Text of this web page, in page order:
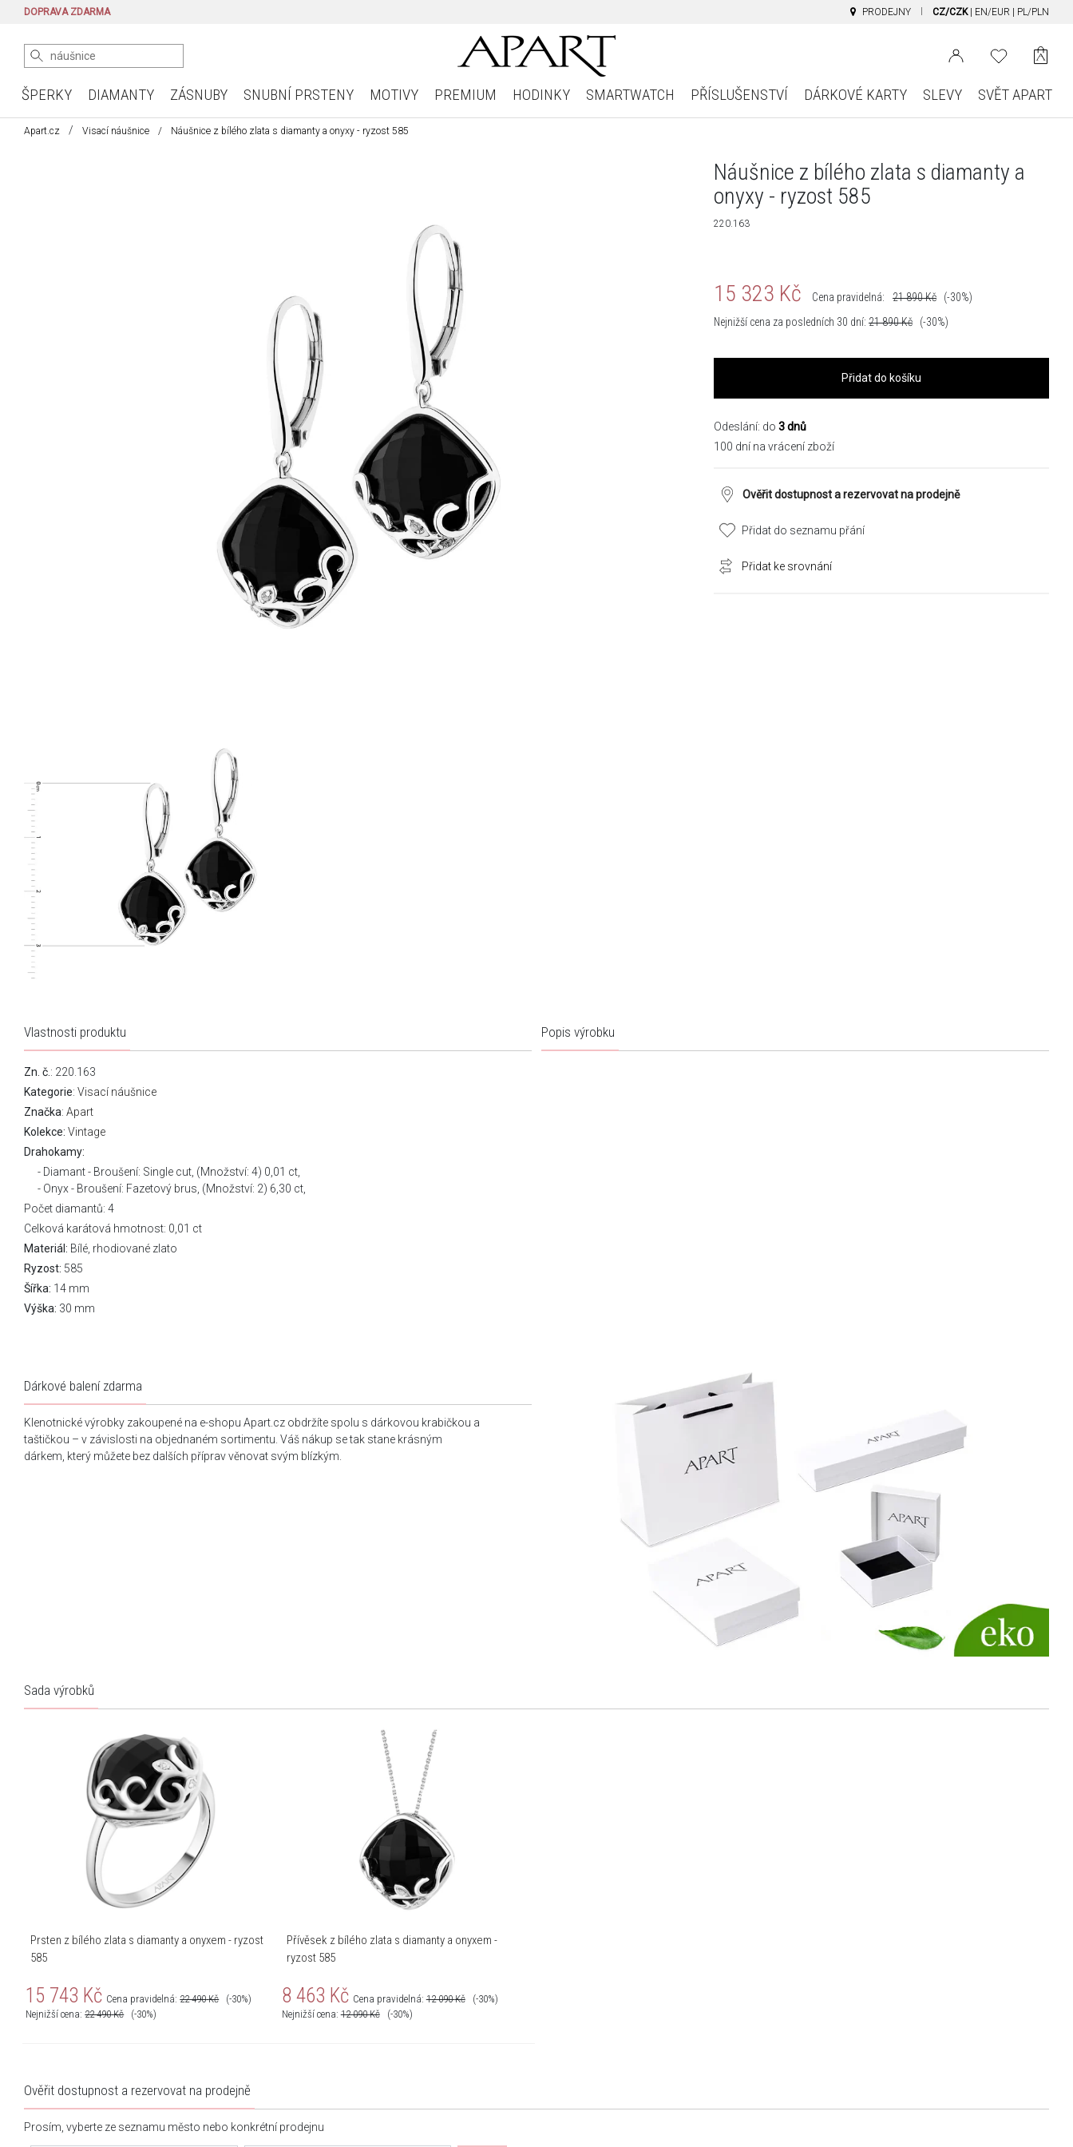
DOPRAVA ZDARMA PRODEJNY CZ/CZK EN/EUR PL/PLN
ŠPERKY DIAMANTY ZÁSNUBY SNUBNÍ PRSTENY MOTIVY PREMIUM HODINKY SMARTWATCH PŘÍSLUŠENSTVÍ DÁRKOVÉ KARTY SLEVY SVĚT APART
Apart.cz Visací náušnice Náušnice z bílého zlata s diamanty a onyxy - ryzost 585
Náušnice z bílého zlata s diamanty a
onyxy - ryzost 585
220.163
15 323 Kč Cena pravidelná: 21 890Kč
(-30%)
Nejnižší cena za posledních 30 dní: 21 890Kč (-30%)
Přidat do košíku
Odeslání: do 3 dnů
100 dní na vrácení zboží
Ověřit dostupnost a rezervovat na prodejně
Přidat do seznamu přání
Přidat ke srovnání
Vlastnosti produktu
Zn. č. : 220.163
Kategorie: Visací náušnice
Značka: Apart
Kolekce: Vintage
Drahokamy:
Diamant - Broušení: Single cut, (Množství: 4) 0,01 ct,
Onyx - Broušení: Fazetový brus, (Množství: 2) 6,30 ct,
Počet diamantů: 4
Celková karátová hmotnost: 0,01 ct
Materiál: Bílé, rhodiované zlato
Ryzost: 585
Šířka: 14 mm
Výška: 30 mm
Popis výrobku
Dárkové balení zdarma
Klenotnické výrobky zakoupené na e-shopu Apart.cz obdržíte spolu s dárkovou krabičkou a
taštičkou – v závislosti na objednaném sortimentu. Váš nákup se tak stane krásným
dárkem, který můžete bez dalších příprav věnovat svým blízkým.
Sada výrobků
Prsten z bílého zlata s diamanty a onyxem - ryzost
585
15 743 Kč Cena pravidelná:22 490 Kč
(-30%)
Nejnižší cena:22 490 Kč (-30%)
Přívěsek z bílého zlata s diamanty a onyxem -
ryzost 585
8 463 Kč Cena pravidelná:12 090 Kč
(-30%)
Nejnižší cena:12 090 Kč (-30%)
Ověřit dostupnost a rezervovat na prodejně
Prosím, vyberte ze seznamu město nebo konkrétní prodejnu